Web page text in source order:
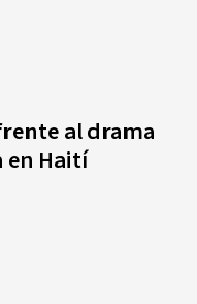
al drama
en Haití